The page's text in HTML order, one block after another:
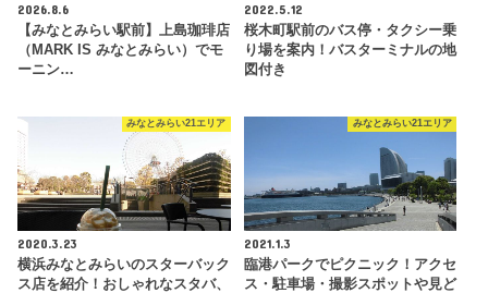
2026.8.6
【みなとみらい駅前】上島珈琲店
（MARK IS みなとみらい）でモ
ーニン…
2022.5.12
桜木町駅前のバス停・タクシー乗
り場を案内！バスターミナルの地
図付き
みなとみらい21エリア
2020.3.23
横浜みなとみらいのスターバック
ス店を紹介！おしゃれなスタバ、
みなとみらい21エリア
2021.1.3
臨港パークでピクニック！アクセ
ス・駐車場・撮影スポットや見ど